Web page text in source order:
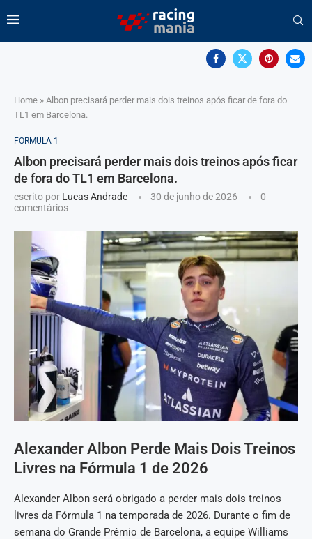
Home » Albon precisará perder mais dois treinos após ficar de fora do
TL1 em Barcelona.
FORMULA 1
Albon precisará perder mais dois treinos após ficar
de fora do TL1 em Barcelona.
escrito por Lucas Andrade 30 de junho de 2026
0
comentários
Alexander Albon Perde Mais Dois Treinos
Livres na Fórmula 1 de 2026
Alexander Albon será obrigado a perder mais dois treinos
livres da Fórmula 1 na temporada de 2026. Durante o fim de
semana do Grande Prêmio de Barcelona, a equipe Williams